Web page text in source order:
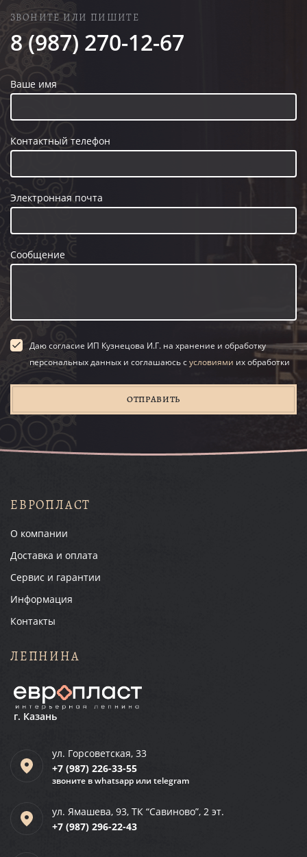
ЗВОНИТЕ ИЛИ ПИШИТЕ
8 (987) 270-12-67
Ваше имя
Контактный телефон
Электронная почта
Сообщение
Даю согласие ИП Кузнецова И.Г. на хранение и обработку
персональных данных и соглашаюсь сусловиями их обработки
ОТПРАВИТЬ
ЕВРОПЛАСТ
О компании
Доставка и оплата
Сервис и гарантии
Информация
Контакты
ЛЕПНИНА
г. Казань
ул. Горсоветская, 33
+7 (987) 226-33-55
звоните в whatsapp или telegram
ул. Ямашева, 93, ТК “Савиново”, 2 эт.
+7 (987) 296-22-43